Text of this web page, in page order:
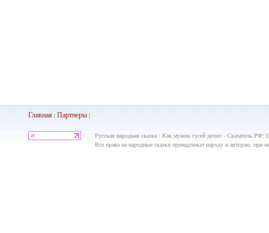
Главная| Партнеры|
Русская народная сказка : Как мужик гусей делил - Сказатель.РФ:
Все права на народные сказки принадлежат народу и авторам, при